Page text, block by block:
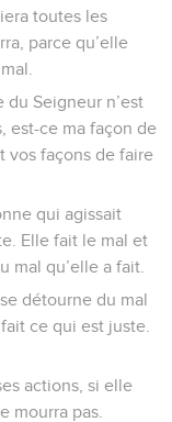
toutes les
parce qu’elle
du Seigneur n’est
est-ce ma façon de
vos façons de faire
qui agissait
Elle fait le mal et
mal qu’elle a fait.
détourne du mal
ce qui est juste.
actions, si elle
mourra pas.